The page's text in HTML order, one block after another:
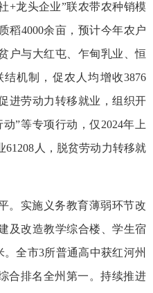
+龙头企业”联农带农种销模
稻4000余亩，预计今年农户
户与大红屯、乍甸乳业、恒
机制，促农人均增收3876
进劳动力转移就业，组织开
”等专项行动，仅2024年上
人，脱贫劳动力转移就
。实施义务教育薄弱环节改
及改造教学综合楼、学生宿
全市3所普通高中获红河州
合排名全州第一。持续推进